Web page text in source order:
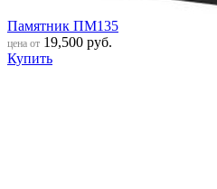
Памятник ПМ135
цена от 19,500 руб.
Купить